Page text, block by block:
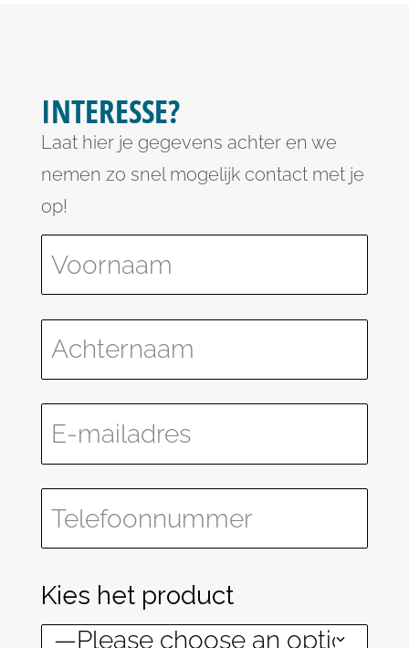
INTERESSE?
Laat hier je gegevens achter en we
nemen zo snel mogelijk contact met je
op!
Please leave this field empty.
Kies het product